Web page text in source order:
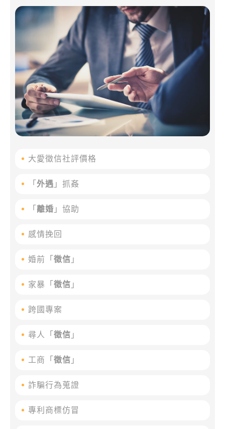
大愛徵信社評價格
「 外遇 」抓姦
「 離婚 」協助
感情挽回
婚前「 徵信 」
家暴「 徵信 」
跨國專案
尋人「 徵信 」
工商「 徵信 」
詐騙行為蒐證
專利商標仿冒